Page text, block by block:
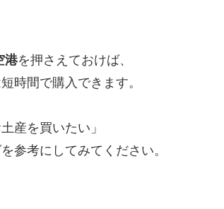
港を押さえておけば、
時間で購入できます。
産を買いたい」
参考にしてみてください。